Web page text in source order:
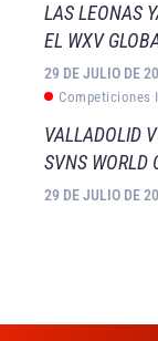
LAS LEONAS
EL WXV
29 DE JULIO DE
Competiciones
VALLADOLID
SVNS
29 DE JULIO DE